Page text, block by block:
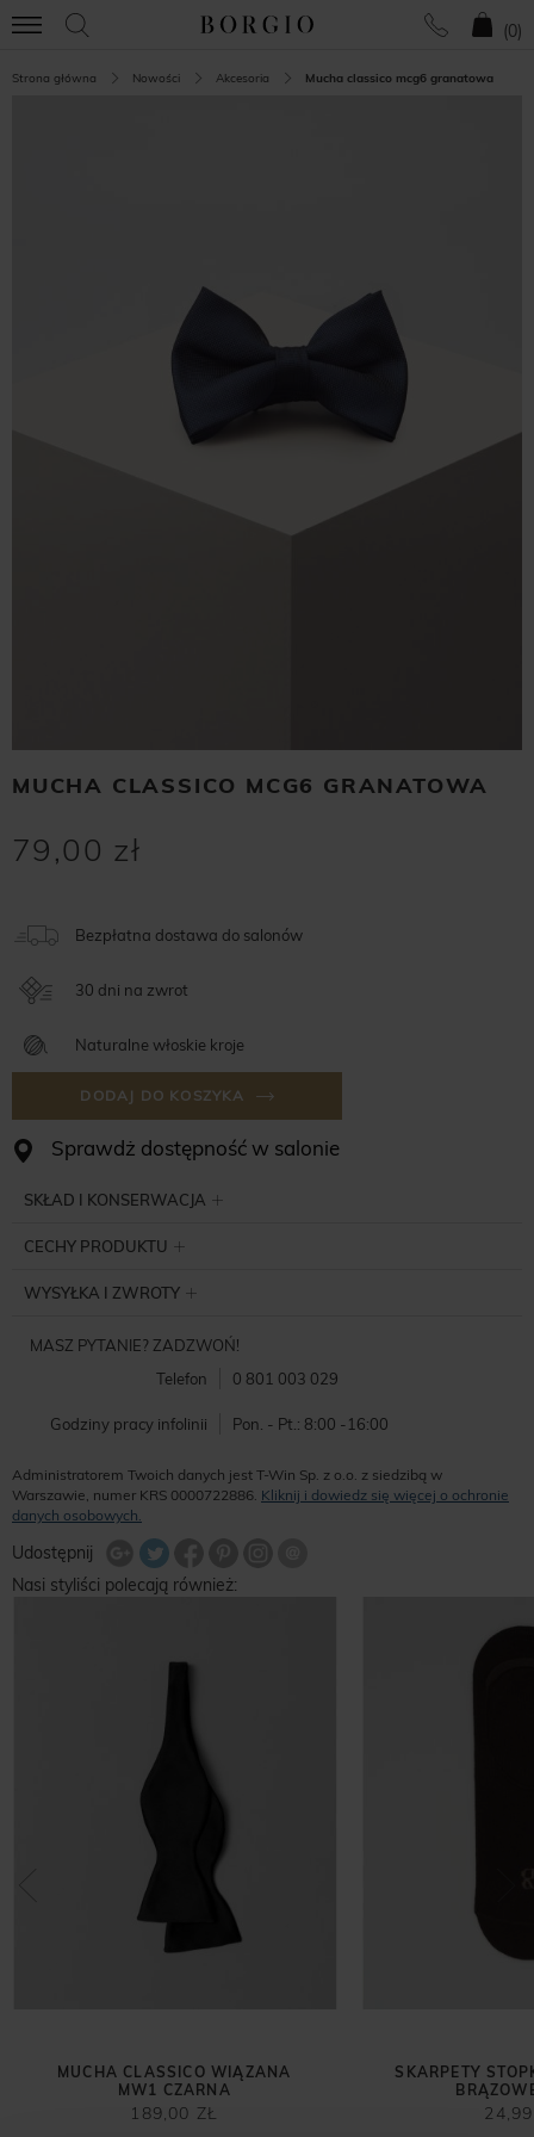
(0)
Strona główna Nowości Akcesoria Mucha classico mcg6 granatowa
MUCHA CLASSICO MCG6 GRANATOWA
79,00 zł
Bezpłatna dostawa do salonów
30 dni na zwrot
Naturalne włoskie kroje
DODAJ DO KOSZYKA
Sprawdż dostępność w salonie
SKŁAD I KONSERWACJA
CECHY PRODUKTU
WYSYŁKA I ZWROTY
MASZ PYTANIE? ZADZWOŃ!
Telefon
0 801 003 029
Godziny pracy infolinii Pon. - Pt.: 8:00 -16:00
Administratorem Twoich danych jest T-Win Sp. z o.o. z siedzibą w
Warszawie, numer KRS 0000722886. Kliknij i dowiedz się więcej o ochronie
danych osobowych.
Udostępnij
Share FacebookUdostępnij na Google+
Udostępnij na Google+
Nasi styliści polecają również:
MUCHA CLASSICO WIĄZANA
MW1 CZARNA
189,00 ZŁ
SKARPETY